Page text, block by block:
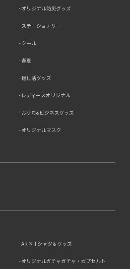
オリジナル防災グッズ
ステーショナリー
クール
春夏
推し活グッズ
レディースオリジナル
おうち&ビジネスグッズ
オリジナルマスク
AR × Tシャツ & グッズ
オリジナルガチャガチャ・カプセルト